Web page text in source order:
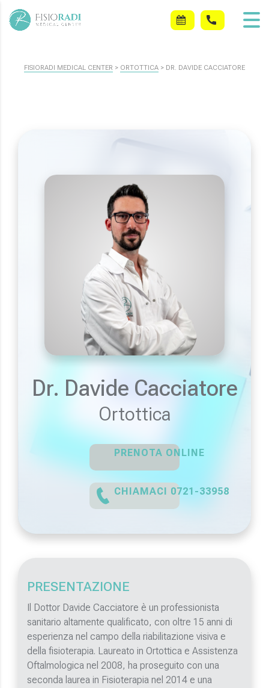
FISIORADI MEDICAL CENTER > ORTOTTICA > DR. DAVIDE CACCIATORE
Dr. Davide Cacciatore
Ortottica
PRENOTA ONLINE
CHIAMACI 0721-33958
PRESENTAZIONE
Il Dottor Davide Cacciatore è un professionista
sanitario altamente qualificato, con oltre 15 anni di
esperienza nel campo della riabilitazione visiva e
della fisioterapia. Laureato in Ortottica e Assistenza
Oftalmologica nel 2008, ha proseguito con una
seconda laurea in Fisioterapia nel 2014 e una